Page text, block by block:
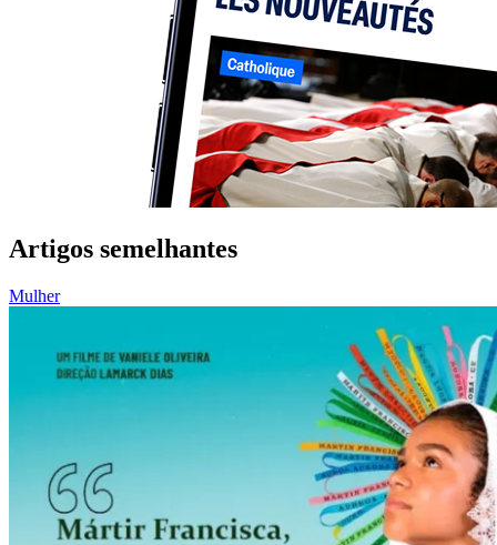
Artigos semelhantes
Mulher